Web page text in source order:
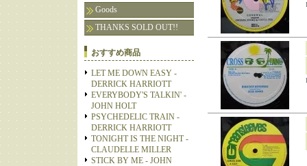
Goods
THANKS SOLD OUT!!
おすすめ商品
LET ME DOWN EASY -
DERRICK HARRIOTT
EVERYBODY'S TALKIN' -
JOHN HOLT
PSYCHEDELIC TRAIN -
DERRICK HARRIOTT
TONIGHT IS THE NIGHT -
CLAUDELLE MILLER
STICK BY ME - JOHN